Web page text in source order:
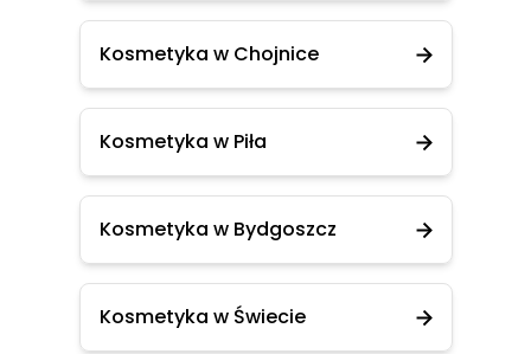
Kosmetyka w Chojnice
Kosmetyka w Piła
Kosmetyka w Bydgoszcz
Kosmetyka w Świecie